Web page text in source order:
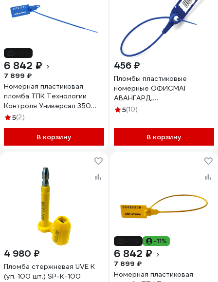
6 842 ₽
7 899 ₽
Номерная пластиковая
пломба ТПК Технологии
Контроля Универсал 350
(Цвет:синий) 1000 шт. 24160
5(2)
В корзину
456 ₽
Пломбы пластиковые
номерные ОФИСМАГ
АВАНГАРД,
самофиксирующиеся, длина
50шт 607439
5(10)
В корзину
4 980 ₽
Пломба стержневая UVE K
(уп. 100 шт.) SP-K-100
-11%
6 842 ₽
7 899 ₽
Номерная пластиковая